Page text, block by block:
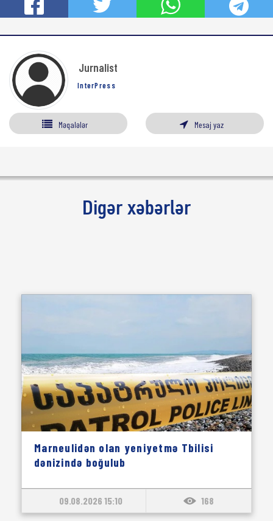
Jurnalist
InterPress
Məqalələr Mesaj yaz
Digər xəbərlər
Marneulidən olan yeniyetmə Tbilisi
dənizində boğulub
09.08.2026 15:10 168